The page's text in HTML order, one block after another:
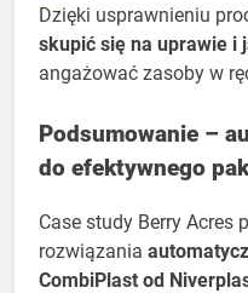
Dzięki usprawnieniu
skupić się na uprawie i
angażować zasoby w
Podsumowanie –
do efektywnego
Case study Berry Acres
rozwiązania
CombiPlast od